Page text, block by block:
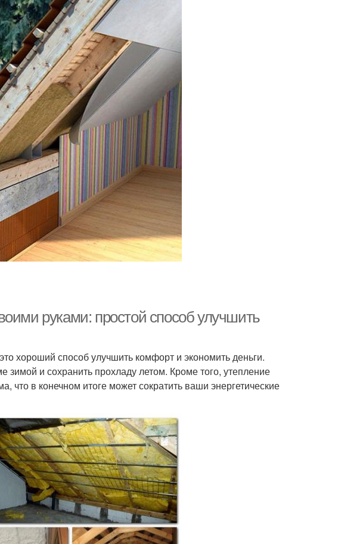
руками: простой способ улучшить
хороший способ улучшить комфорт и экономить деньги.
и сохранить прохладу летом. Кроме того, утепление
что в конечном итоге может сократить ваши энергетические